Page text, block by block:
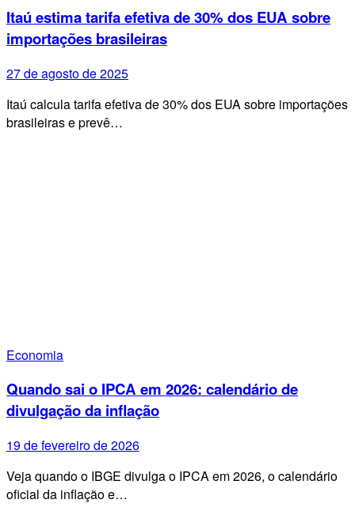
Itaú estima tarifa efetiva de 30% dos EUA sobre
importações brasileiras
27 de agosto de 2025
Itaú calcula tarifa efetiva de 30% dos EUA sobre importações
brasileiras e prevê…
Economia
Quando sai o IPCA em 2026: calendário de
divulgação da inflação
19 de fevereiro de 2026
Veja quando o IBGE divulga o IPCA em 2026, o calendário
oficial da inflação e…